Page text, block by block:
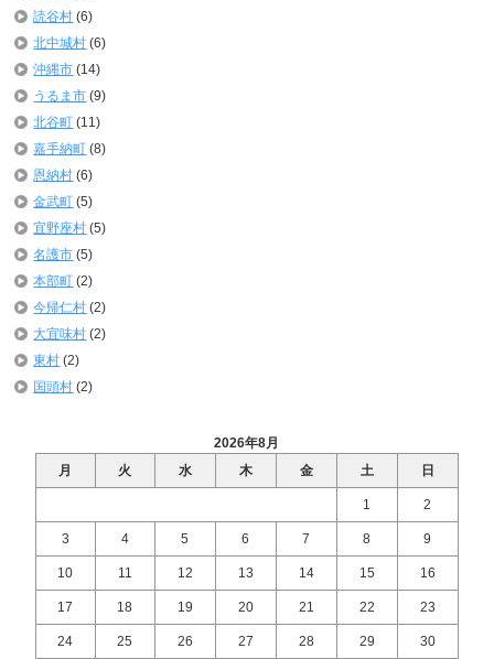
読谷村 (6)
北中城村 (6)
沖縄市 (14)
うるま市 (9)
北谷町 (11)
嘉手納町 (8)
恩納村 (6)
金武町 (5)
宜野座村 (5)
名護市 (5)
本部町 (2)
今帰仁村 (2)
大宜味村 (2)
東村 (2)
国頭村 (2)
2026年8月
月
火 水 木 金 土 日
1 2
3 4 5 6 7 8 9
10 11 12 13 14 15 16
17 18 19 20 21 22 23
24 25 26 27 28 29 30